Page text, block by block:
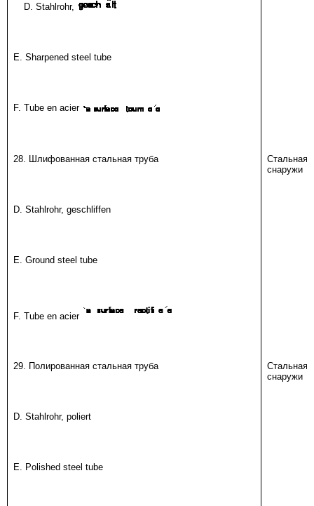
D. Stahlrohr,
E. Sharpened steel tube
F. Tube en acier
28. Шлифованная стальная труба
Стальная
снаружи
D. Stahlrohr, geschliffen
E. Ground steel tube
F. Tube en acier
29. Полированная стальная труба
Стальная
снаружи
D. Stahlrohr, poliert
E. Polished steel tube